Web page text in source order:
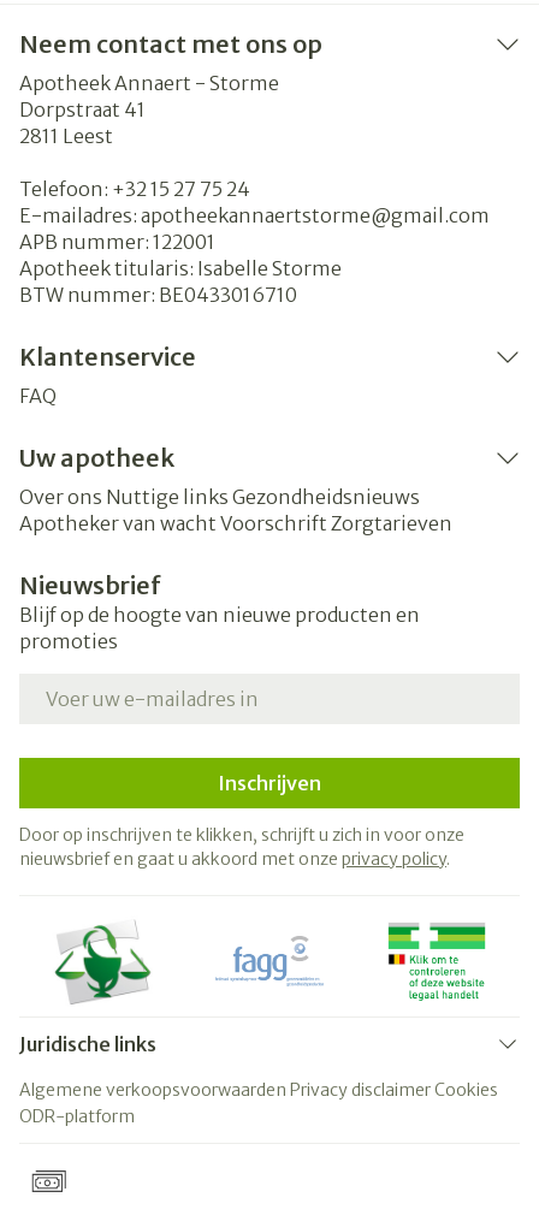
Neem contact met ons op
Apotheek Annaert - Storme
Dorpstraat 41
2811 Leest
Telefoon: +32 15 27 75 24
E-mailadres: apotheekannaertstorme@gmail.com
APB nummer: 122001
Apotheek titularis: Isabelle Storme
BTW nummer: BE0433016710
Klantenservice
FAQ
Uw apotheek
Over ons Nuttige links Gezondheidsnieuws
Apotheker van wacht Voorschrift Zorgtarieven
Nieuwsbrief
Blijf op de hoogte van nieuwe producten en
promoties
Inschrijven
Door op inschrijven te klikken, schrijft u zich in voor onze
nieuwsbrief en gaat u akkoord met onze privacy policy.
Juridische links
Algemene verkoopsvoorwaarden Privacy disclaimerCookies
ODR-platform